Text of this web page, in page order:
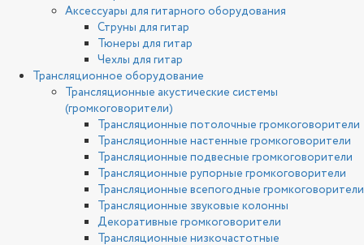
Аксессуары для гитарного оборудования
Струны для гитар
Тюнеры для гитар
Чехлы для гитар
Трансляционное оборудование
Трансляционные акустические системы
(громкоговорители)
Трансляционные потолочные громкоговорители
Трансляционные настенные громкоговорители
Трансляционные подвесные громкоговорители
Трансляционные рупорные громкоговорители
Трансляционные всепогодные громкоговорители
Трансляционные звуковые колонны
Декоративные громкоговорители
Трансляционные низкочастотные